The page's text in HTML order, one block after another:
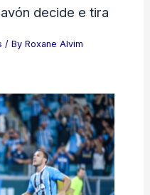
decide e tira
/ By Roxane Alvim